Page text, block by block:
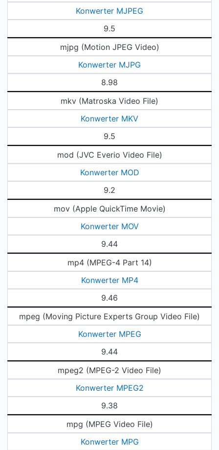
Konwerter MJPEG
9.5
mjpg (Motion JPEG Video)
Konwerter MJPG
8.98
mkv (Matroska Video File)
Konwerter MKV
9.5
mod (JVC Everio Video File)
Konwerter MOD
9.2
mov (Apple QuickTime Movie)
Konwerter MOV
9.44
mp4 (MPEG-4 Part 14)
Konwerter MP4
9.46
mpeg (Moving Picture Experts Group Video File)
Konwerter MPEG
9.44
mpeg2 (MPEG-2 Video File)
Konwerter MPEG2
9.38
mpg (MPEG Video File)
Konwerter MPG